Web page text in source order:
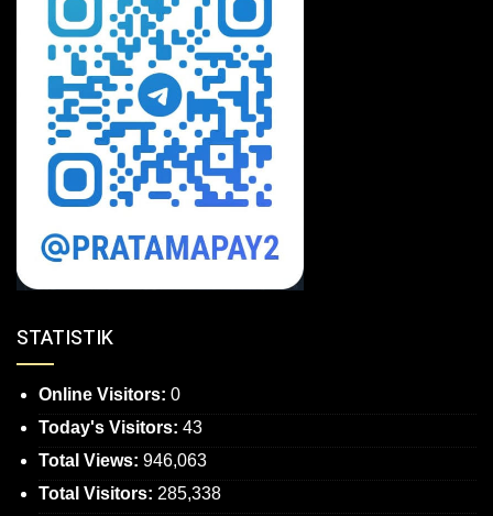
STATISTIK
Online Visitors: 0
Today's Visitors: 43
Total Views: 946,063
Total Visitors: 285,338